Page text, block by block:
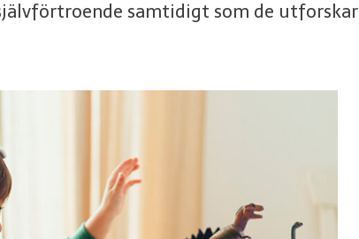
samtidigt som de utforskar